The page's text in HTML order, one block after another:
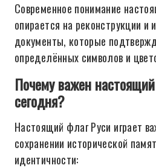
Современное понимание
опирается на реконструкции и
документы, которые
определённых символов и
Почему важен
сегодня?
Настоящий флаг Руси играет
сохранении исторической
идентичности: